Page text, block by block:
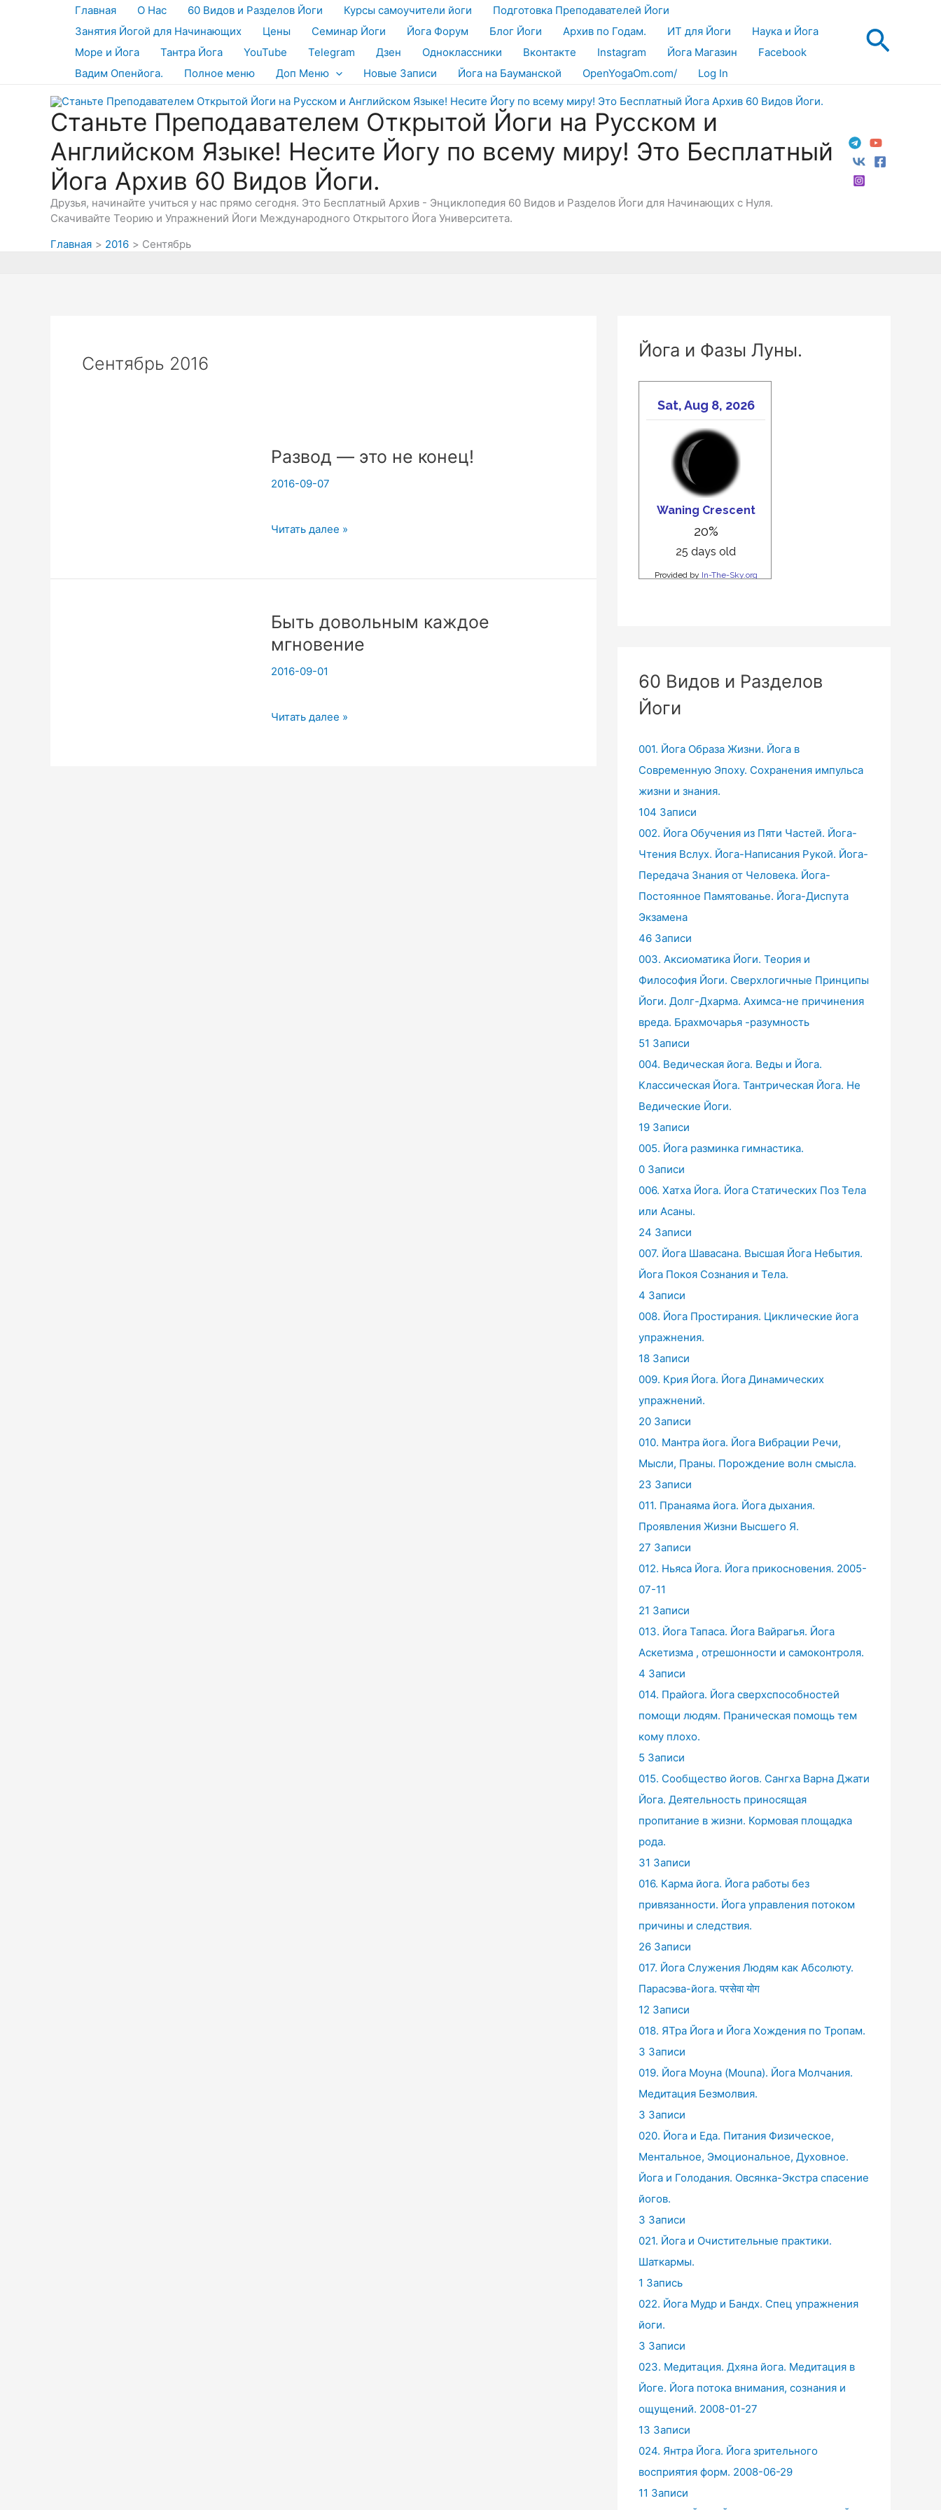
Главная О Нас 60 Видов и Разделов Йоги Курсы самоучители йоги
Подготовка Преподавателей Йоги
Занятия Йогой для Начинающих
Цены Семинар Йоги Йога Форум Блог Йоги Архив по Годам. ИТ для Йоги
Наука и Йога
Море и Йога
Тантра Йога YouTube Telegram Дзен Одноклассники Вконтакте Instagram Йога Магазин
Facebook
Вадим Опенйога.
Полное меню Доп Меню Новые Записи Йога на Бауманской OpenYogaOm.com/ Log In
Станьте Преподавателем Открытой Йоги на Русском и
Английском Языке! Несите Йогу по всему миру! Это Бесплатный
Йога Архив 60 Видов Йоги.
Друзья, начинайте учиться у нас прямо сегодня. Это Бесплатный Архив - Энциклопедия 60 Видов и Разделов Йоги для Начинающих с Нуля.
Скачивайте Теорию и Упражнений Йоги Международного Открытого Йога Университета.
Главная
2016 Сентябрь
Сентябрь 2016
Развод — это не конец!
2016-09-07
Развод
Читать далее »
Быть довольным каждое
мгновение
2016-09-01
Быть
Читать далее »
Йога и Фазы Луны.
60 Видов и Разделов
Йоги
001. Йога Образа Жизни. Йога в
Современную Эпоху. Сохранения импульса
жизни и знания.
104 Записи
002. Йога Обучения из Пяти Частей. Йога-
Чтения Вслух. Йога-Написания Рукой. Йога-
Передача Знания от Человека. Йога-
Постоянное Памятованье. Йога-Диспута
Экзамена
46 Записи
003. Аксиоматика Йоги. Теория и
Философия Йоги. Сверхлогичные Принципы
Йоги. Долг-Дхарма. Ахимса-не причинения
вреда. Брахмочарья -разумность
51 Записи
004. Ведическая йога. Веды и Йога.
Классическая Йога. Тантрическая Йога. Не
Ведические Йоги.
19 Записи
005. Йога разминка гимнастика.
0 Записи
006. Хатха Йога. Йога Статических Поз Тела
или Асаны.
24 Записи
007. Йога Шавасана. Высшая Йога Небытия.
Йога Покоя Сознания и Тела.
4 Записи
008. Йога Простирания. Циклические йога
упражнения.
18 Записи
009. Крия Йога. Йога Динамических
упражнений.
20 Записи
010. Мантра йога. Йога Вибрации Речи,
Мысли, Праны. Порождение волн смысла.
23 Записи
011. Пранаяма йога. Йога дыхания.
Проявления Жизни Высшего Я.
27 Записи
012. Ньяса Йога. Йога прикосновения. 2005-
07-11
21 Записи
013. Йога Тапаса. Йога Вайрагья. Йога
Аскетизма , отрешонности и самоконтроля.
4 Записи
014. Прайога. Йога сверхспособностей
помощи людям. Праническая помощь тем
кому плохо.
5 Записи
015. Сообщество йогов. Сангха Варна Джати
Йога. Деятельность приносящая
пропитание в жизни. Кормовая площадка
рода.
31 Записи
016. Карма йога. Йога работы без
привязанности. Йога управления потоком
причины и следствия.
26 Записи
017. Йога Служения Людям как Абсолюту.
Парасэва-йога. परसेवा योग
12 Записи
018. ЯТра Йога и Йога Хождения по Тропам.
3 Записи
019. Йога Моуна (Mouna). Йога Молчания.
Медитация Безмолвия.
3 Записи
020. Йога и Еда. Питания Физическое,
Ментальное, Эмоциональное, Духовное.
Йога и Голодания. Овсянка-Экстра спасение
йогов.
3 Записи
021. Йога и Очистительные практики.
Шаткармы.
1 Запись
022. Йога Мудр и Бандх. Спец упражнения
йоги.
3 Записи
023. Медитация. Дхяна йога. Медитация в
Йоге. Йога потока внимания, сознания и
ощущений. 2008-01-27
13 Записи
024. Янтра Йога. Йога зрительного
восприятия форм. 2008-06-29
11 Записи